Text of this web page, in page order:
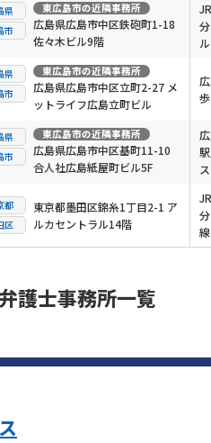
県
市
東広島市の近隣事務所
広島県広島市中区鉄砲町1-18
佐々木ビル9階
県
市
東広島市の近隣事務所
広島県広島市中区立町2-27 メ
ットライフ広島立町ビル
県
市
東広島市の近隣事務所
広島県広島市中区基町11-10
合人社広島紙屋町ビル5F
都
区
東京都墨田区錦糸1丁目2-1 ア
ルカセントラル14階
分
護士事務所一覧